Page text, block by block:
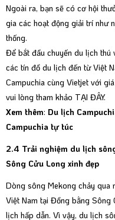
Ngoài ra, bạn sẽ có cơ hội
gia các hoạt động giải trí như
thống.
Để bắt đầu chuyến du lịch thú
các tín đồ du lịch đến từ Việt
Campuchia cùng Vietjet với
vui lòng tham khảo TẠI ĐÂY.
Xem thêm: Du lịch
Campuchia tự túc
2.4 Trải nghiệm du lịch
Sông Cửu Long xinh đẹp
Dòng sông Mekong chảy qua
Việt Nam tại Đồng bằng Sông
lịch hấp dẫn. Vì vậy, du lịch